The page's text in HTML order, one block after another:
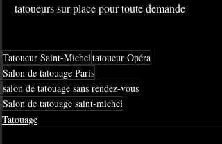
tatoueurs sur place pour toute demande
Tatoueur Saint-Micheltatoueur Opéra
Salon de tatouage Paris
salon de tatouage sans rendez-vous
Salon de tatouage saint-michel
Tatouage